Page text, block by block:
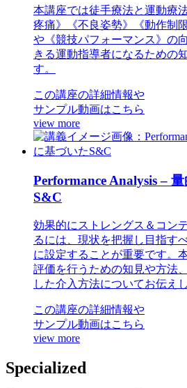
本講座では徒手療法と運動療
疼痛》《不良姿勢》《動作制
や《競技パフォーマンス》の
きる運動指導者になるための
す。
この講座の詳細情報や
サンプル動画はこちら
view more
Performance Analysis –
S&C
効果的にストレングス＆コン
るには、現状を把握し目指す
に設定することが重要です。
評価を行うための知見や方法
した介入方法についてお伝え
この講座の詳細情報や
サンプル動画はこちら
view more
Specialized